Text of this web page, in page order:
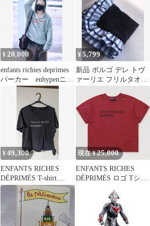
¥ 20,000
enfants richies deprimes
パーカー enhypenニキ
¥5,799
新品 ボルゴ デレ トヴ
ァーリエ フリルタオル
ENFANT
¥49,300
ENFANTS RICHES
DÉPRIMÉS T-shirt
24FW
現在 ¥25,000
ENFANTS RICHES
DÉPRIMÉS ロゴ Tシャ
ツ ワインレッド M